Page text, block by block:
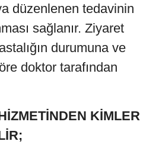
düzenlenen tedavinin
sağlanır. Ziyaret
durumuna ve
doktor tarafından
KİMLER